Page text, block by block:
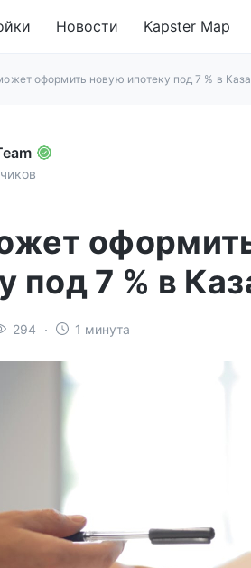
Новости Kapster Map
оформить новую ипотеку под 7 % в
под 7 % в
294 1 минута